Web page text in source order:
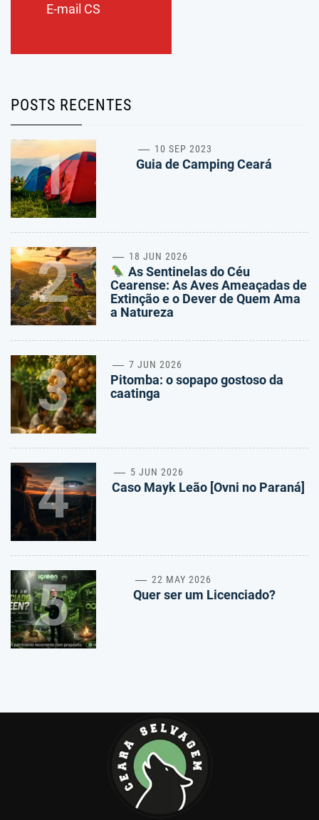
E-mail CS
POSTS RECENTES
1 10 SEP 2023
Guia de Camping Ceará
2 18 JUN 2026
As Sentinelas do Céu
Cearense: As Aves Ameaçadas de
Extinção e o Dever de Quem Ama
a Natureza
3 7 JUN 2026
Pitomba: o sopapo gostoso da
caatinga
4 5 JUN 2026
Caso Mayk Leão [Ovni no Paraná]
5 22 MAY 2026
Quer ser um Licenciado?